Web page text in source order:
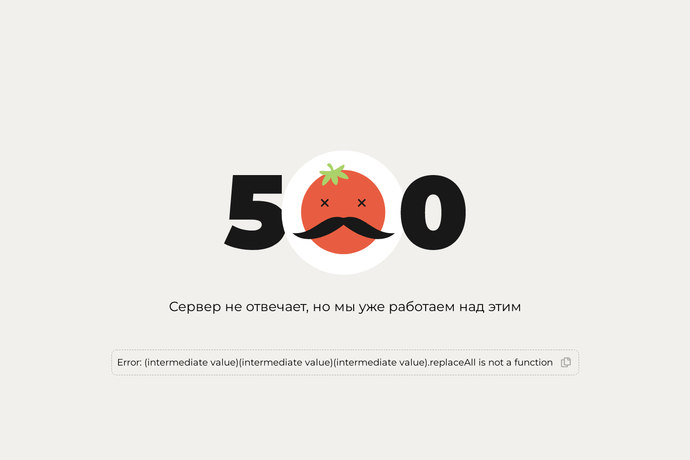
Сервер не отвечает, но мы уже работаем над этим
Error: (intermediate value)(intermediate value)(intermediate value).replaceAll is not a function